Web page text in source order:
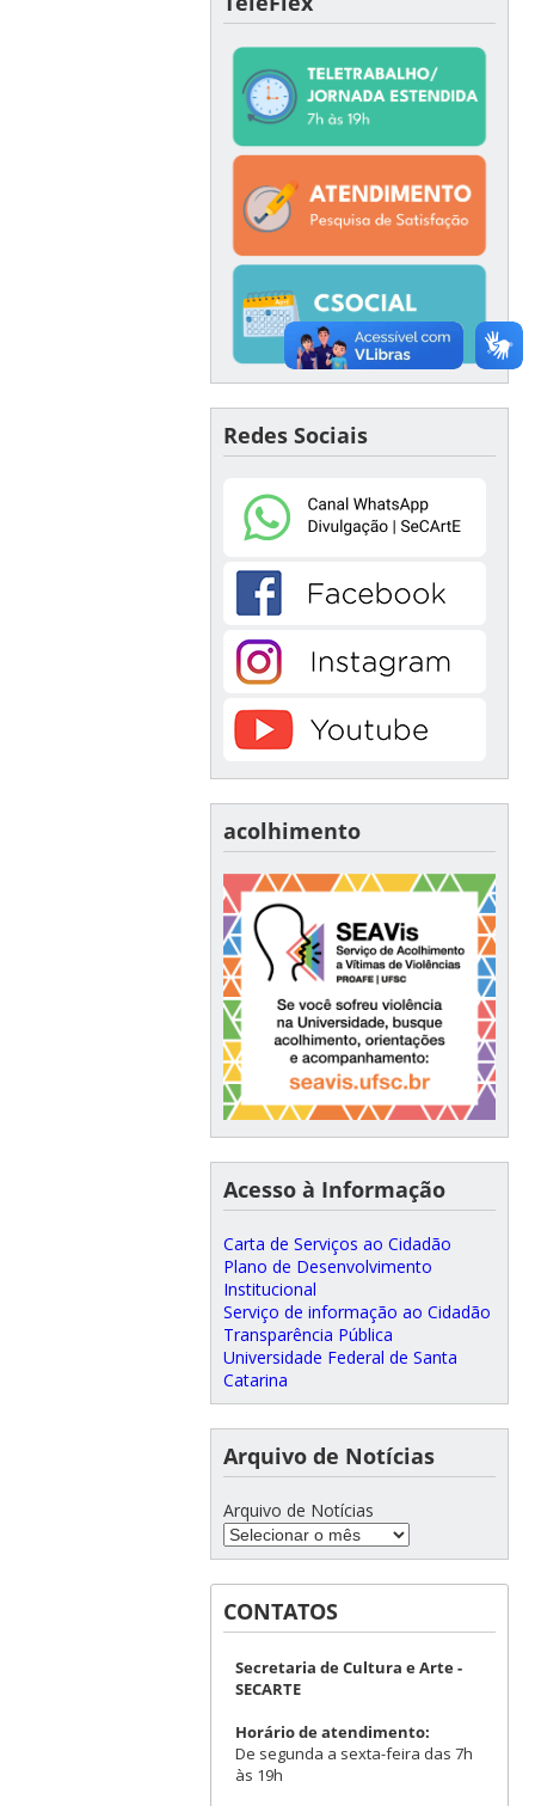
Redes Sociais
acolhimento
Acesso à Informação
Carta de Serviços ao Cidadão
Plano de Desenvolvimento
Institucional
Serviço de informação ao Cidadão
Transparência Pública
Universidade Federal de Santa
Catarina
Arquivo de Notícias
Arquivo de Notícias
CONTATOS
Secretaria de Cultura e Arte -
SECARTE
Horário de atendimento:
De segunda a sexta-feira das 7h
às 19h